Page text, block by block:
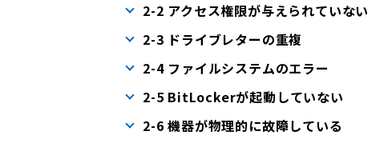
2-2 アクセス権限が与えられていない
2-3 ドライブレターの重複
2-4 ファイルシステムのエラー
2-5 BitLockerが起動していない
2-6 機器が物理的に故障している